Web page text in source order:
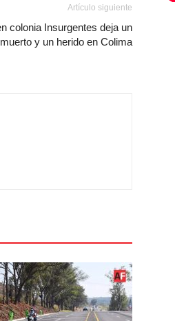
Artículo siguiente
colonia Insurgentes deja un
muerto y un herido en Colima